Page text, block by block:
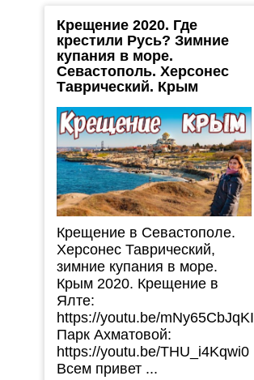
Крещение 2020. Где
крестили Русь? Зимние
купания в море.
Севастополь. Херсонес
Таврический. Крым
Крещение в Севастополе.
Херсонес Таврический,
зимние купания в море.
Крым 2020. Крещение в
Ялте:
https://youtu.be/mNy65CbJqKI
Парк Ахматовой:
https://youtu.be/THU_i4Kqwi0
Всем привет ...